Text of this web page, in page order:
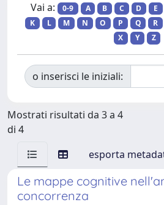
Vai a: 0-9 A B C D E
K
L M N O P Q R
X
Y Z
o inserisci le iniziali:
Mostrati risultati da 3 a 4
di 4
esporta
Le mappe cognitive
concorrenza